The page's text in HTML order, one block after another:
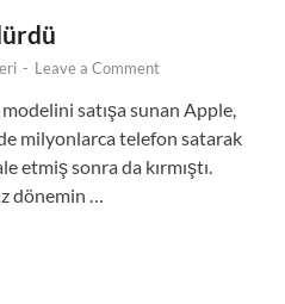
- Leave a Comment
modelini satışa sunan Apple,
milyonlarca telefon satarak
etmiş sonra da kırmıştı.
dönemin …